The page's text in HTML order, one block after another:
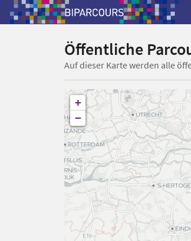
Öffentliche
Auf dieser Karte werden alle
+
−